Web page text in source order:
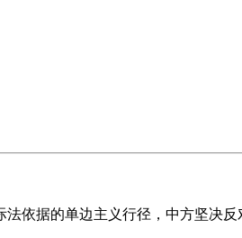
据的单边主义行径，中方坚决反